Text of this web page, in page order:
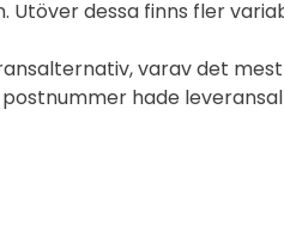
Utöver dessa finns fler
varav det
hade